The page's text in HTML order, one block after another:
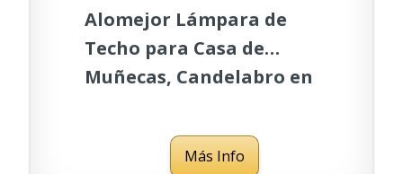
Alomejor Lámpara de
Techo para Casa de
Muñecas, Candelabro en
Metal con Pilas de 3
Cabezales para Decoración
Más Info